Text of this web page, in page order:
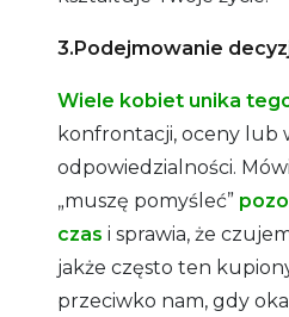
3.Podejmowanie
Wiele kobiet unika
konfrontacji, oceny lub
odpowiedzialności.
„muszę pomyśleć”
czas i sprawia, że
jakże często ten
przeciwko nam, gdy